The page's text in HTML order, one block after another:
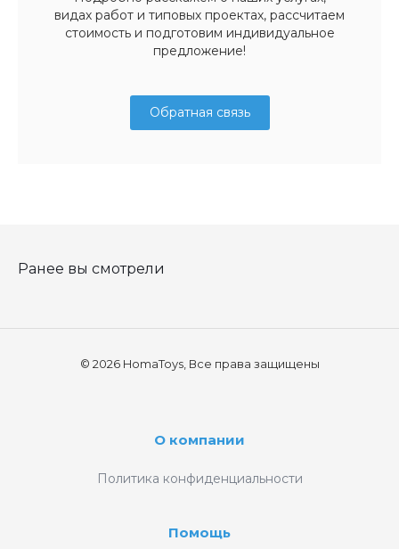
видах работ и типовых проектах, рассчитаем
стоимость и подготовим индивидуальное
предложение!
Обратная связь
Ранее вы смотрели
© 2026 HomaToys, Все права защищены
О компании
Политика конфиденциальности
Помощь